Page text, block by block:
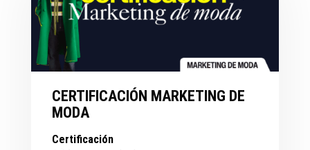
CERTIFICACIÓN MARKETING DE
MODA
Certificación